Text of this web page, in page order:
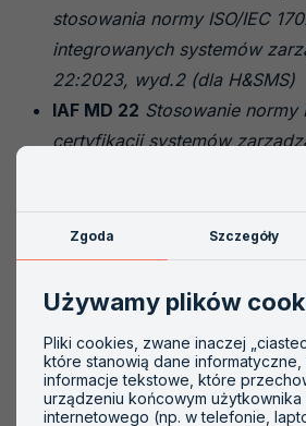
stosowania normy ISO/IEC
integrowanych systemów
22:2023, wyd.2 (dla H&SMS)
IAF MD 22 Stosowanie normy
certyfikacji systemów
w imieniu akredytowanych
certyfikujących systemy
IAF MD 26 Wymagania
IAF MD 27 Wymagania
ISO 22003-1:2022
IAF MD 28 Dokument
Zgoda Szczegóły
Używamy plików
Pliki cookies, zwane inaczej
które stanowią dane
informacje tekstowe, które
urządzeniu końcowym użytkownika
internetowego (np. w telefonie,